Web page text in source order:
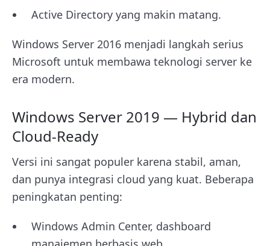
Active Directory yang makin matang.
Windows Server 2016 menjadi langkah serius
Microsoft untuk membawa teknologi server ke
era modern.
Windows Server 2019 — Hybrid dan
Cloud-Ready
Versi ini sangat populer karena stabil, aman,
dan punya integrasi cloud yang kuat. Beberapa
peningkatan penting:
Windows Admin Center, dashboard